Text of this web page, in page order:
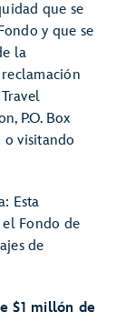
que se
y que se
la
P.O. Box
o visitando
Esta
Fondo de
de
$1 millón de